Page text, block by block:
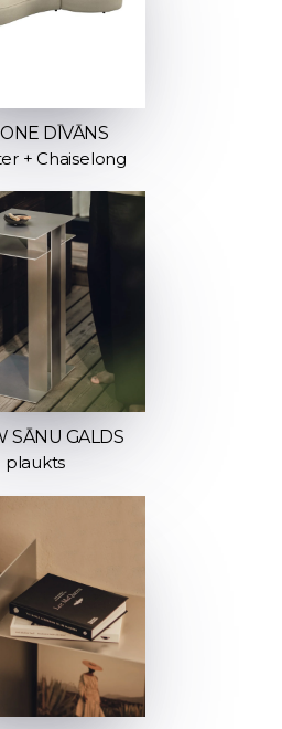
DĪVĀNS
+ Chaiselong
SĀNU GALDS
plaukts